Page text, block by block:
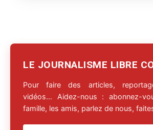
LE JOURNALISME LIBRE
Pour faire des articles,
vidéos… Aidez-nous : abonnez-
famille, les amis, parlez de nous,